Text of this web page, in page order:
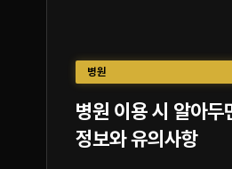
병원
병원 이용 시 알아두
정보와 유의사항